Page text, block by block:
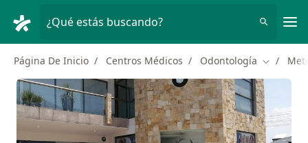
¿Qué estás buscando?
Página De Inicio Centros Médicos Odontología Cambiar